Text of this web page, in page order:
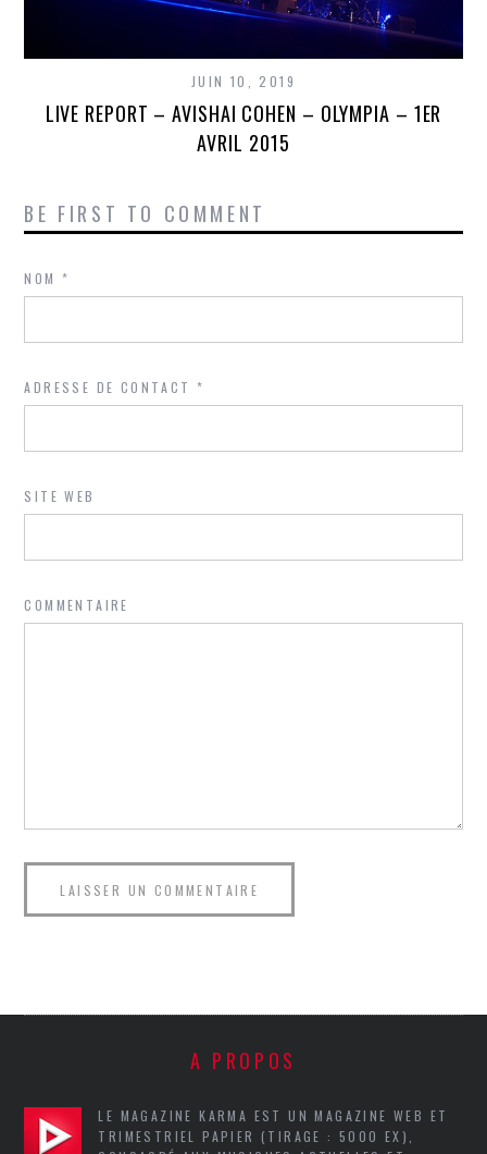
JUIN 10, 2019
LIVE REPORT – AVISHAI COHEN – OLYMPIA – 1ER
AVRIL 2015
BE FIRST TO COMMENT
NOM*
ADRESSE DE CONTACT*
SITE WEB
COMMENTAIRE
A PROPOS
LE MAGAZINE KARMA EST UN MAGAZINE WEB ET
TRIMESTRIEL PAPIER (TIRAGE : 5000 EX),